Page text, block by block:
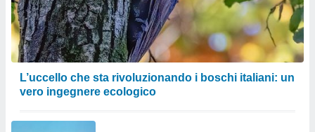
L’uccello che sta rivoluzionando i boschi italiani: un
vero ingegnere ecologico